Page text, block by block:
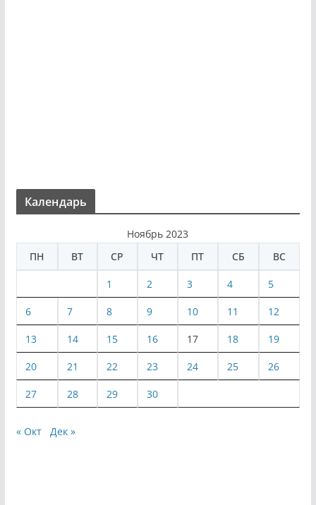
Календарь
Ноябрь 2023
ПН
ВТ СР ЧТ ПТ СБ ВС
1 2 3 4 5
6 7 8 9 10 11 12
13 14 15 16 17 18 19
20 21 22 23 24 25 26
27 28 29 30
« Окт Дек »